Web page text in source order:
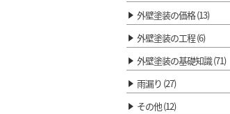
外壁塗装の価格 (13)
外壁塗装の工程 (6)
外壁塗装の基礎知識 (71)
雨漏り (27)
その他 (12)